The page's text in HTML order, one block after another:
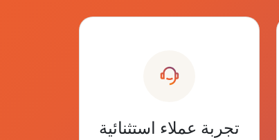
تجربة عملاء استثنائية